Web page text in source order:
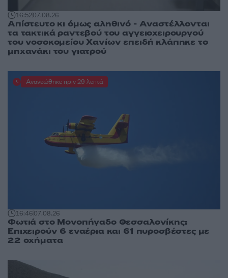
16:5207.08.26
Απίστευτο κι όμως αληθινό - Aναστέλλονται
τα τακτικά ραντεβού του αγγειοχειρουργού
του νοσοκομείου Χανίων επειδή κλάπηκε το
μηχανάκι του γιατρού
16:4607.08.26
Φωτιά στο Μονοπήγαδο Θεσσαλονίκης:
Επιχειρούν 6 εναέρια και 61 πυροσβέστες με
22 οχήματα
Ανανεώθηκε πριν 29 λεπτά